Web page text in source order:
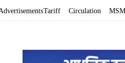
Tariff Circulation